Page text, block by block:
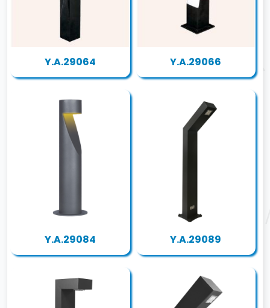
Y.A.29064 Y.A.29066
Y.A.29084 Y.A.29089